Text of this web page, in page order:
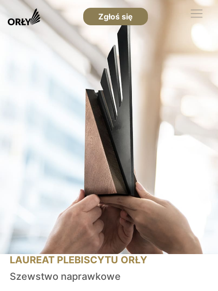
Zgłoś się
LAUREAT PLEBISCYTU ORŁY
Szewstwo naprawkowe